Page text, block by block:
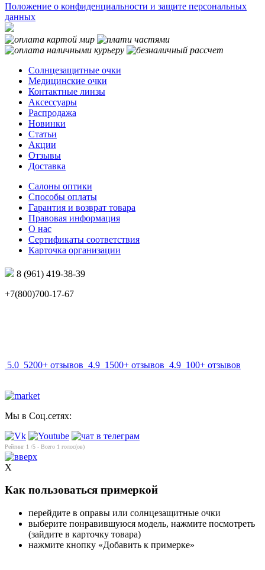
Положение о конфиденциальности и защите персональных
данных
Солнцезащитные очки
Медицинские очки
Контактные линзы
Аксессуары
Распродажа
Новинки
Статьи
Акции
Отзывы
Доставка
Салоны оптики
Способы оплаты
Гарантия и возврат товара
Правовая информация
О нас
Сертификаты соответствия
Карточка организации
8 (961) 419-38-39
+7(800)700-17-67
5.0 5200+ отзывов 4.9 1500+ отзывов 4.9 100+ отзывов
Мы в Соц.сетях:
Рейтинг 1 /5 - Всего 1 голос(ов)
X
Как пользоваться примеркой
перейдите в оправы или солнцезащитные очки
выберите понравившуюся модель, нажмите посмотреть
(зайдите в карточку товара)
нажмите кнопку «Добавить к примерке»